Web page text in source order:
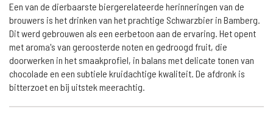
Een van de dierbaarste biergerelateerde herinneringen van de
brouwers is het drinken van het prachtige Schwarzbier in Bamberg.
Dit werd gebrouwen als een eerbetoon aan de ervaring. Het opent
met aroma's van geroosterde noten en gedroogd fruit, die
doorwerken in het smaakprofiel, in balans met delicate tonen van
chocolade en een subtiele kruidachtige kwaliteit. De afdronk is
bitterzoet en bij uitstek meerachtig.